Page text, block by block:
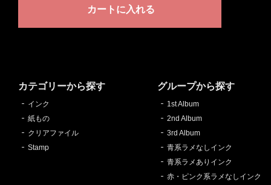
カテゴリーから探す
インク
紙もの
クリアファイル
Stamp
グループから探す
1st Album
2nd Album
3rd Album
青系ラメなしインク
青系ラメありインク
赤・ピンク系ラメなしインク